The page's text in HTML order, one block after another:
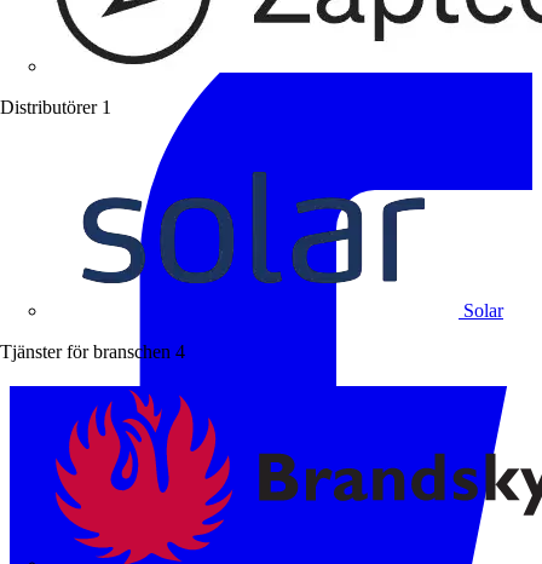
Distributörer 1
Solar
Tjänster för branschen 4